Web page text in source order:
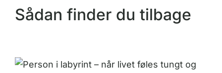
Sådan finder du tilbage